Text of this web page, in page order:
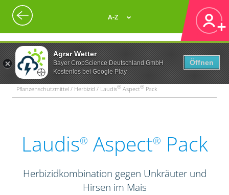
Agrar Wetter
Bayer CropScience Deutschland GmbH
Kostenlos bei Google Play
Öffnen
A-Z
Pflanzenschutzmittel / Herbizid / Laudis® Aspect® Pack
Laudis® Aspect® Pack
Herbizidkombination gegen Unkräuter und
Hirsen im Mais